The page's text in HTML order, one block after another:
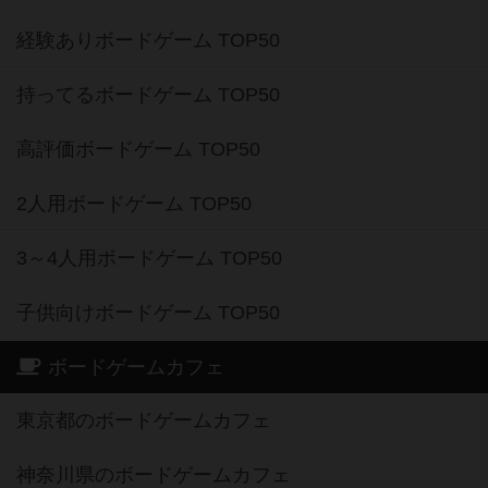
経験ありボードゲーム TOP50
持ってるボードゲーム TOP50
高評価ボードゲーム TOP50
2人用ボードゲーム TOP50
3～4人用ボードゲーム TOP50
子供向けボードゲーム TOP50
ボードゲームカフェ
東京都のボードゲームカフェ
神奈川県のボードゲームカフェ